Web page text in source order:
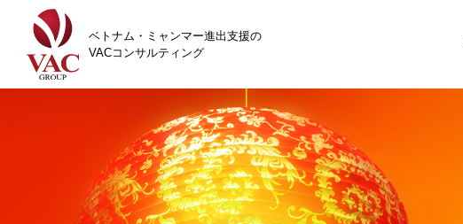
ベトナム・ミャンマー進出支援の
VACコンサルティング